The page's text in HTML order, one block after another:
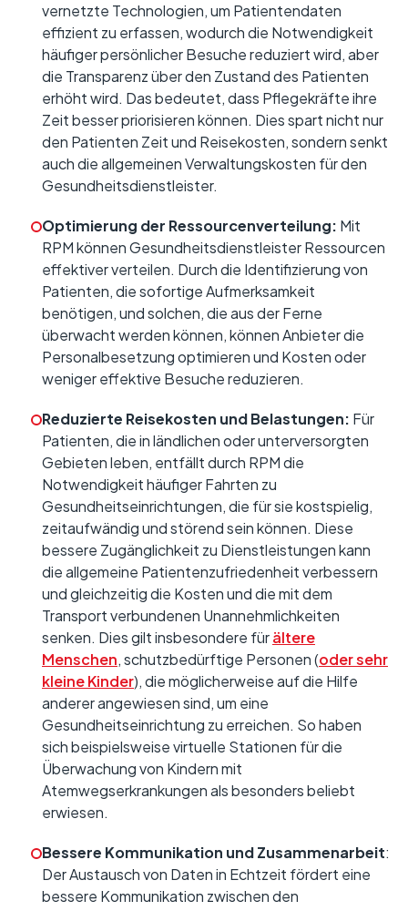
vernetzte Technologien, um Patientendaten
effizient zu erfassen, wodurch die Notwendigkeit
häufiger persönlicher Besuche reduziert wird, aber
die Transparenz über den Zustand des Patienten
erhöht wird. Das bedeutet, dass Pflegekräfte ihre
Zeit besser priorisieren können. Dies spart nicht nur
den Patienten Zeit und Reisekosten, sondern senkt
auch die allgemeinen Verwaltungskosten für den
Gesundheitsdienstleister.
Optimierung der Ressourcenverteilung: Mit
RPM können Gesundheitsdienstleister Ressourcen
effektiver verteilen. Durch die Identifizierung von
Patienten, die sofortige Aufmerksamkeit
benötigen, und solchen, die aus der Ferne
überwacht werden können, können Anbieter die
Personalbesetzung optimieren und Kosten oder
weniger effektive Besuche reduzieren.
Reduzierte Reisekosten und Belastungen: Für
Patienten, die in ländlichen oder unterversorgten
Gebieten leben, entfällt durch RPM die
Notwendigkeit häufiger Fahrten zu
Gesundheitseinrichtungen, die für sie kostspielig,
zeitaufwändig und störend sein können. Diese
bessere Zugänglichkeit zu Dienstleistungen kann
die allgemeine Patientenzufriedenheit verbessern
und gleichzeitig die Kosten und die mit dem
Transport verbundenen Unannehmlichkeiten
senken. Dies gilt insbesondere fürältere
Menschen, schutzbedürftige Personen (oder sehr
kleine Kinder), die möglicherweise auf die Hilfe
anderer angewiesen sind, um eine
Gesundheitseinrichtung zu erreichen. So haben
sich beispielsweise virtuelle Stationen für die
Überwachung von Kindern mit
Atemwegserkrankungen als besonders beliebt
erwiesen.
Bessere Kommunikation und Zusammenarbeit:
Der Austausch von Daten in Echtzeit fördert eine
bessere Kommunikation zwischen den